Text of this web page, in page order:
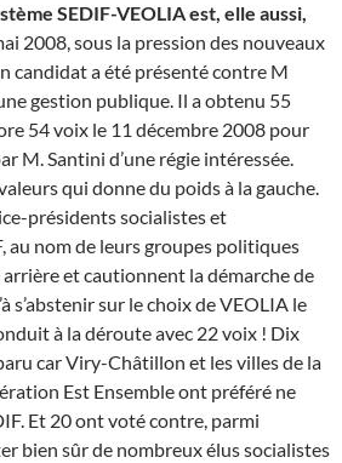
SEDIF-VEOLIA est, elle aussi,
2008, sous la pression des nouveaux
candidat a été présenté contre M
gestion publique. Il a obtenu 55
54 voix le 11 décembre 2008 pour
M. Santini d’une régie intéressée.
qui donne du poids à la gauche.
présidents socialistes et
au nom de leurs groupes politiques
et cautionnent la démarche de
s’abstenir sur le choix de VEOLIA le
à la déroute avec 22 voix ! Dix
car Viry-Châtillon et les villes de la
Est Ensemble ont préféré ne
Et 20 ont voté contre, parmi
bien sûr de nombreux élus socialistes